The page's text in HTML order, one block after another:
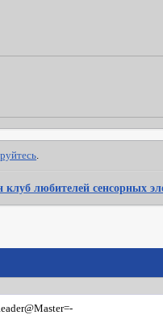
любителей сенсорных